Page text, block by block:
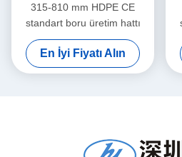
315-810 mm HDPE CE
standart boru üretim hattı
En İyi Fiyatı Alın